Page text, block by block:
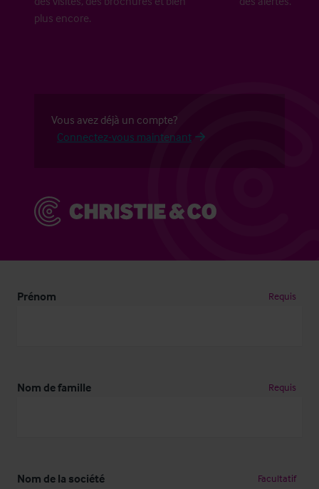
plus encore.
Vous avez déjà un compte?
Connectez-vous maintenant
Prénom Requis
Nom de famille Requis
Nom de la société Facultatif